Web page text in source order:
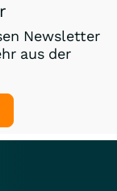
Newsletter
aus der